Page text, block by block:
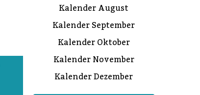
Kalender August
Kalender September
Kalender Oktober
Kalender November
Kalender Dezember